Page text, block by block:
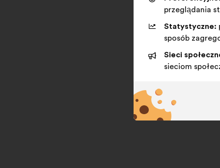
przeglądania
Statystyczne:
sposób
Sieci
sieciom